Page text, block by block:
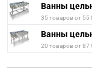
Ванны
35 товаров от 55
Ванны
20 товаров от 87